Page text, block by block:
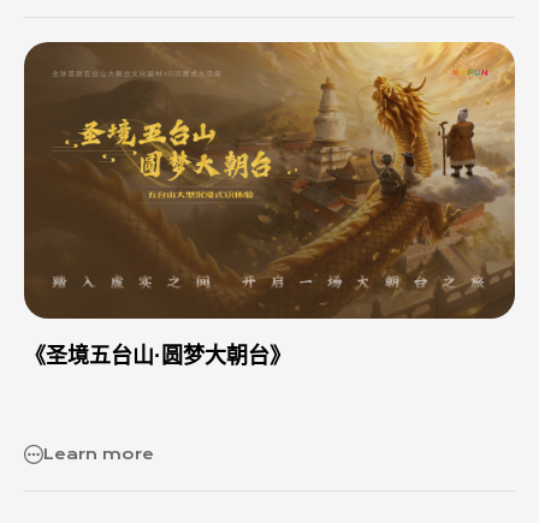
望，让后世之⼈得以窥见那个时代的风貌与精神世界。 &…
《圣境五台山·圆梦大朝台》
Learn more